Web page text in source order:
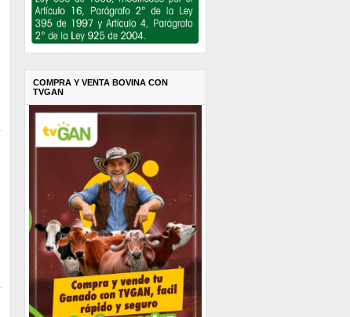
COMPRA Y VENTA BOVINA CON
TVGAN